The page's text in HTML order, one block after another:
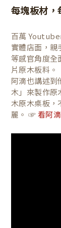
每塊板材，
百萬
實體店面，親
等感官角度全
片原木板料。
阿滴也講述到
木」來製作原
木原木桌板，
麗。 ☞ 看阿